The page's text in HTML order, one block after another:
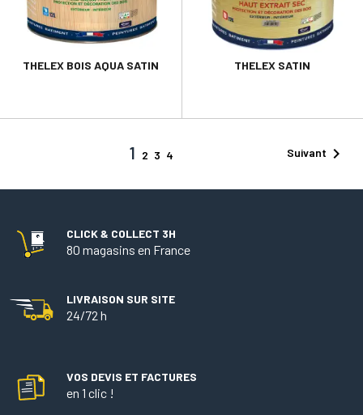
THELEX BOIS AQUA SATIN THELEX SATIN
1 2 3 4 Suivant 
CLICK & COLLECT 3H
80 magasins en France
LIVRAISON SUR SITE
24/72 h
VOS DEVIS ET FACTURES
en 1 clic !